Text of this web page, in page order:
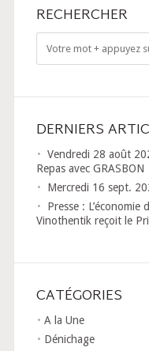
RECHERCHER
DERNIERS
Vendredi 28 août
Repas avec GRASBON
Mercredi 16 sept.
Presse : L’économie
Vinothentik reçoit le
CATÉGORIES
A la Une
Dénichage